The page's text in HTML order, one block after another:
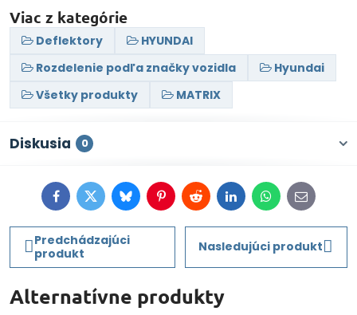
Viac z kategórie
Deflektory
HYUNDAI
Rozdelenie podľa značky vozidla
Hyundai
Všetky produkty
MATRIX
Diskusia 0
FacebookTwitterBlueskyPinterestRedditLinkedInWhatsApp
E-
mail
Predchádzajúci
produkt
Nasledujúci produkt
Alternatívne produkty